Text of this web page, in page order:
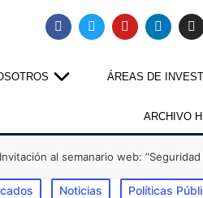
ÁREAS DE
ARCHIVO
Invitación al semanario web:
Noticias Políticas